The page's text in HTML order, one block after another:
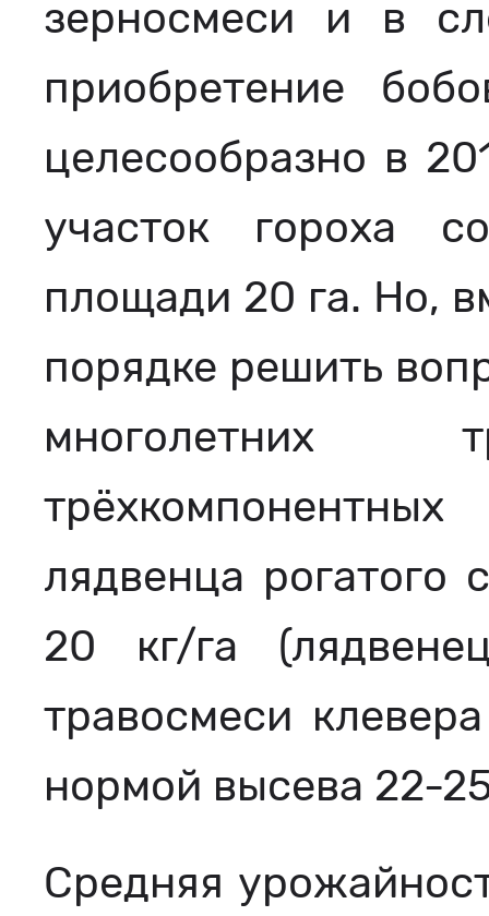
зерносмеси и в
приобретение
целесообразно в
участок гороха
площади 20 га. Но,
порядке решить
лядвенца
20 кг/га
травосмеси
нормой высева 22-
Средняя